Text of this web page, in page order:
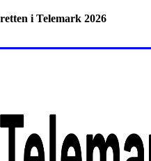
i Telemark 2026